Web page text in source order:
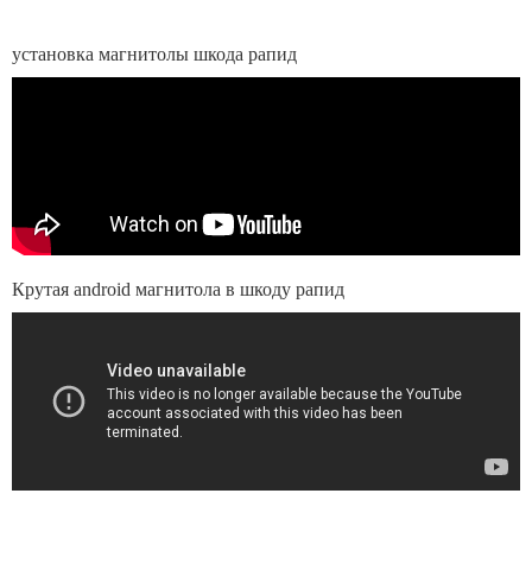
установка магнитолы шкода рапид
Крутая android магнитола в шкоду рапид